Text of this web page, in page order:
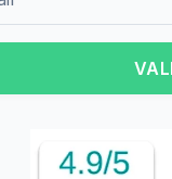
d'inscription pour